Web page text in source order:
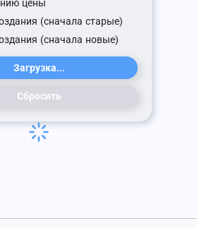
цены
(сначала старые)
(сначала новые)
Загрузка...
Сбросить